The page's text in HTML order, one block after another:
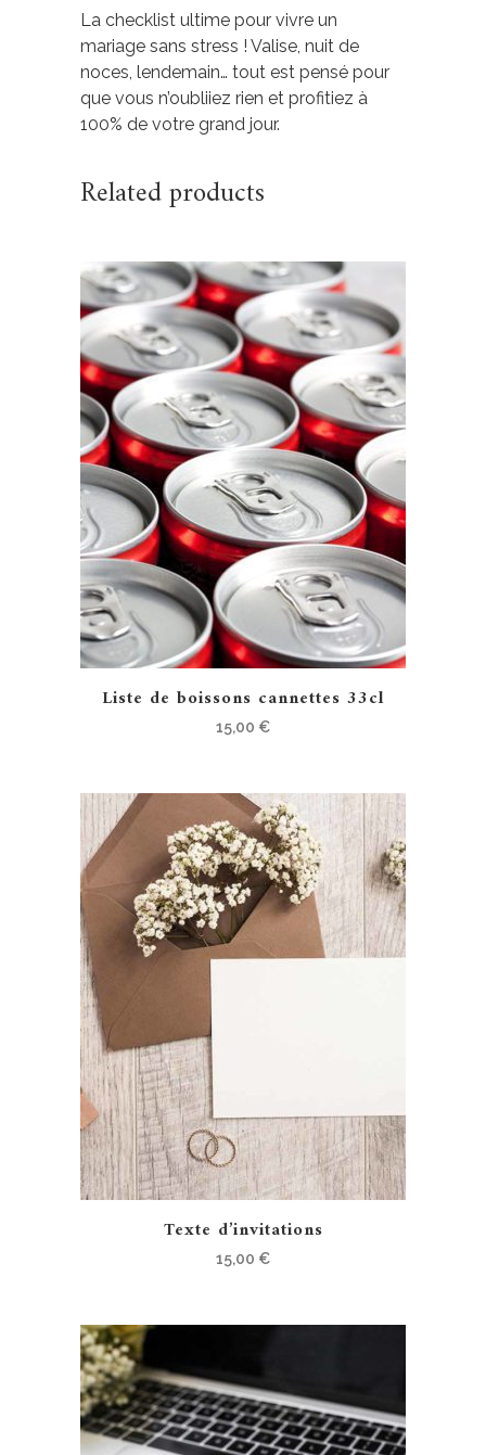
La checklist ultime pour vivre un
mariage sans stress ! Valise, nuit de
noces, lendemain… tout est pensé pour
que vous n’oubliiez rien et profitiez à
100% de votre grand jour.
Related products
Liste de boissons cannettes 33cl
15,00 €
Texte d’invitations
15,00 €